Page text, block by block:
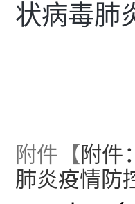
状病毒肺
附件【 附件
肺炎疫情防